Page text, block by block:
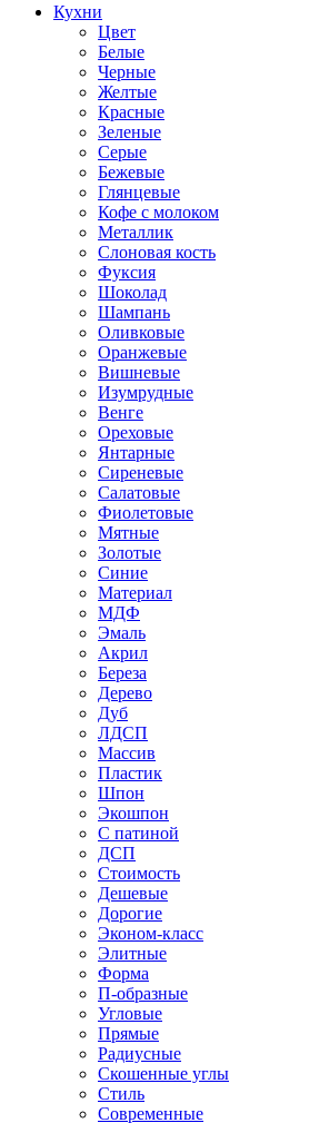
Кухни
Цвет
Белые
Черные
Желтые
Красные
Зеленые
Серые
Бежевые
Глянцевые
Кофе с молоком
Металлик
Слоновая кость
Фуксия
Шоколад
Шампань
Оливковые
Оранжевые
Вишневые
Изумрудные
Венге
Ореховые
Янтарные
Сиреневые
Салатовые
Фиолетовые
Мятные
Золотые
Синие
Материал
МДФ
Эмаль
Акрил
Береза
Дерево
Дуб
ЛДСП
Массив
Пластик
Шпон
Экошпон
С патиной
ДСП
Стоимость
Дешевые
Дорогие
Эконом-класс
Элитные
Форма
П-образные
Угловые
Прямые
Радиусные
Скошенные углы
Стиль
Современные